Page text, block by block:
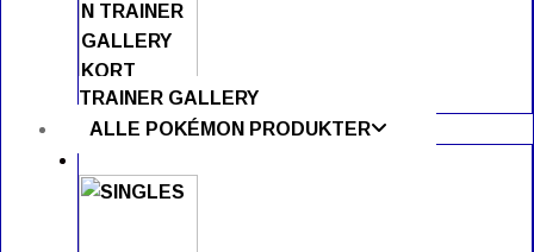
TRAINER GALLERY
ALLE POKÉMON PRODUKTER